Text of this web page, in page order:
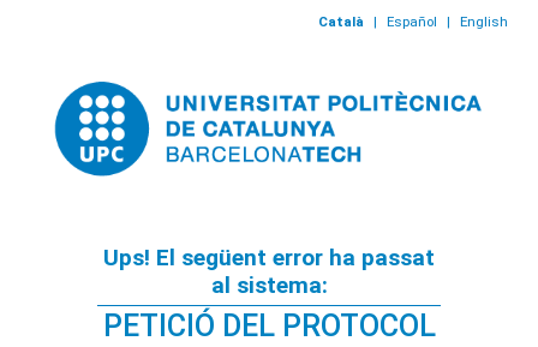
Català | Español | English
Ups! El següent error ha passat
al sistema:
PETICIÓ DEL PROTOCOL